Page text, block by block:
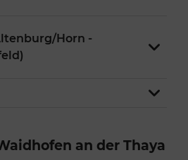
Horn -
an der Thaya